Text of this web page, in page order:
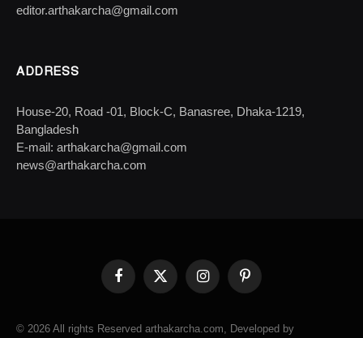
editor.arthakarcha@gmail.com
ADDRESS
House-20, Road -01, Block-C, Banasree, Dhaka-1219,
Bangladesh
E-mail: arthakarcha@gmail.com
news@arthakarcha.com
FacebookX
InstagramPinterest
© 2026 All rights Reserved arthakarcha.com, Developed by